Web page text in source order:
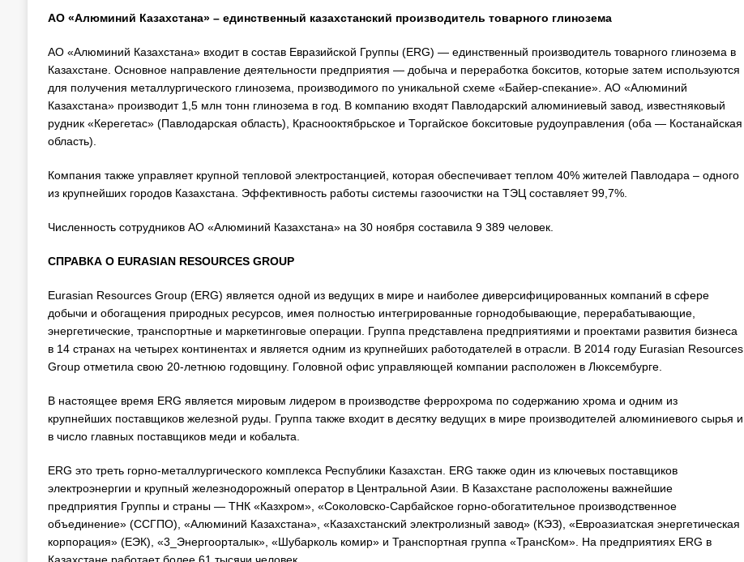
АО «Алюминий Казахстана» – единственный казахстанский производитель товарного глинозема
АО «Алюминий Казахстана» входит в состав Евразийской Группы (ERG) — единственный производитель товарного глинозема в
Казахстане. Основное направление деятельности предприятия — добыча и переработка бокситов, которые затем используются
для получения металлургического глинозема, производимого по уникальной схеме «Байер-спекание». АО «Алюминий
Казахстана» производит 1,5 млн тонн глинозема в год. В компанию входят Павлодарский алюминиевый завод, известняковый
рудник «Керегетас» (Павлодарская область), Краснооктябрьское и Торгайское бокситовые рудоуправления (оба — Костанайская
область).
Компания также управляет крупной тепловой электростанцией, которая обеспечивает теплом 40% жителей Павлодара – одного
из крупнейших городов Казахстана. Эффективность работы системы газоочистки на ТЭЦ составляет 99,7%.
Численность сотрудников АО «Алюминий Казахстана» на 30 ноября составила 9 389 человек.
СПРАВКА О EURASIAN RESOURCES GROUP
Eurasian Resources Group (ERG) является одной из ведущих в мире и наиболее диверсифицированных компаний в сфере
добычи и обогащения природных ресурсов, имея полностью интегрированные горнодобывающие, перерабатывающие,
энергетические, транспортные и маркетинговые операции. Группа представлена предприятиями и проектами развития бизнеса
в 14 странах на четырех континентах и является одним из крупнейших работодателей в отрасли. В 2014 году Eurasian Resources
Group отметила свою 20-летнюю годовщину. Головной офис управляющей компании расположен в Люксембурге.
В настоящее время ERG является мировым лидером в производстве феррохрома по содержанию хрома и одним из
крупнейших поставщиков железной руды. Группа также входит в десятку ведущих в мире производителей алюминиевого сырья и
в число главных поставщиков меди и кобальта.
ERG это треть горно-металлургического комплекса Республики Казахстан. ERG также один из ключевых поставщиков
электроэнергии и крупный железнодорожный оператор в Центральной Азии. В Казахстане расположены важнейшие
предприятия Группы и страны — ТНК «Казхром», «Соколовско-Сарбайское горно-обогатительное производственное
объединение» (ССГПО), «Алюминий Казахстана», «Казахстанский электролизный завод» (КЭЗ), «Евроазиатская энергетическая
корпорация» (ЕЭК), «3_Энергоорталык», «Шубарколь комир» и Транспортная группа «ТрансКом». На предприятиях ERG в